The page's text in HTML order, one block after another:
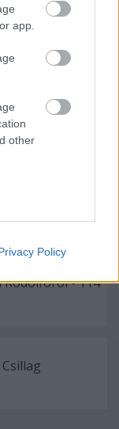
app.
other
Policy
Molnár Gergely
- 114